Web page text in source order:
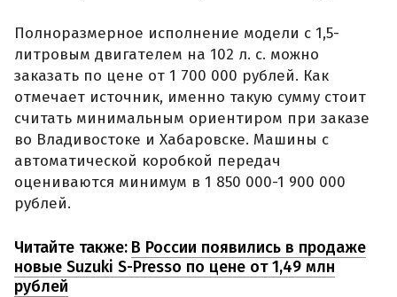
Полноразмерное исполнение модели с 1,5-
литровым двигателем на 102 л. с. можно
заказать по цене от 1 700 000 рублей. Как
отмечает источник, именно такую сумму стоит
считать минимальным ориентиром при заказе
во Владивостоке и Хабаровске. Машины с
автоматической коробкой передач
оцениваются минимум в 1 850 000-1 900 000
рублей.
Читайте также: В России появились в продаже
новые Suzuki S-Presso по цене от 1,49 млн
рублей